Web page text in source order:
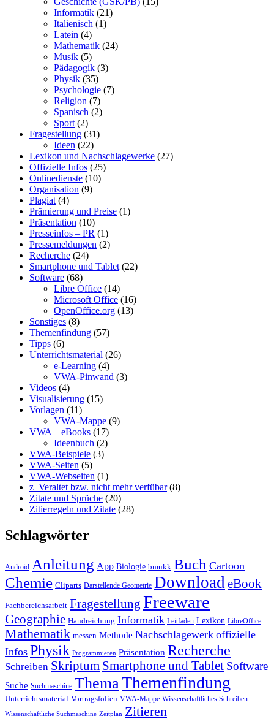
Informatik (21)
Italienisch (1)
Latein (4)
Mathematik (24)
Musik (5)
Pädagogik (3)
Physik (35)
Psychologie (7)
Religion (7)
Spanisch (2)
Sport (2)
Fragestellung (31)
Ideen (22)
Lexikon und Nachschlagewerke (27)
Offizielle Infos (25)
Onlinedienste (10)
Organisation (9)
Plagiat (4)
Prämierung und Preise (1)
Präsentation (10)
Presseinfos – PR (1)
Pressemeldungen (2)
Recherche (24)
Smartphone und Tablet (22)
Software (68)
Libre Office (14)
Microsoft Office (16)
OpenOffice.org (13)
Sonstiges (8)
Themenfindung (57)
Tipps (6)
Unterrichtsmaterial (26)
e-Learning (4)
VWA-Pinwand (3)
Videos (4)
Visualisierung (15)
Vorlagen (11)
VWA-Mappe (9)
VWA – eBooks (17)
Ideenbuch (2)
VWA-Beispiele (3)
VWA-Seiten (5)
VWA-Webseiten (1)
z_Veraltet bzw. nicht mehr verfübar(8)
Zitate und Sprüche (20)
Zitierregeln und Zitate (28)
Schlagwörter
Android Anleitung App Biologie bmukk Buch Cartoon
Chemie Cliparts Darstellende Geometrie Download eBook
Fachbereichsarbeit Fragestellung Freeware
Geographie Handreichung Informatik Leitfaden Lexikon LibreOffice
Mathematik messen Methode Nachschlagewerk offizielle
Infos Physik Programmieren Präsentation Recherche
Schreiben Skriptum Smartphone und Tablet Software
Suche Suchmaschine ThemaThemenfindung
Unterrichtsmaterial Vortragsfolien VWA-Mappe Wissenschaftliches Schreiben
Wissenschaftliche Suchmaschine Zeitplan Zitieren